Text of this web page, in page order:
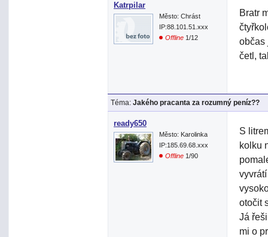
Katrpilar
Město: Chrást
IP:88.101.51.xxx
Offline 1/12
Bratr
občas
četl,
Téma: Jakého pracanta za rozumný peníz??
ready650
Město: Karolinka
IP:185.69.68.xxx
Offline 1/90
S
kolku
otočit
Já
mi o